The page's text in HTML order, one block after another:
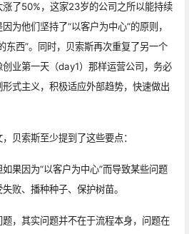
了50%，这家23岁的公司之所以能持续
为他们坚持了“以客户为中心”的原则，
东西”。同时，贝索斯再次重复了另一个
业第一天（day1）那样运营公司，务必
式主义，积极适应外部趋势，快速做出
贝索斯至少提到了这些要点：
果因为“以客户为中心”而导致某些问题
败、播种种子、保护树苗。
，其实问题并不在于流程本身，问题在